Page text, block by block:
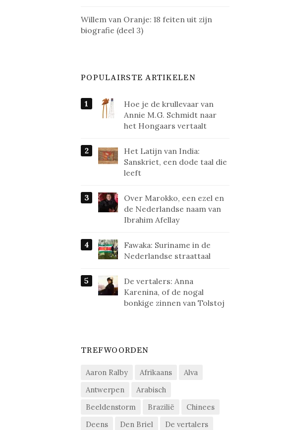
Willem van Oranje: 18 feiten uit zijn
biografie (deel 3)
POPULAIRSTE ARTIKELEN
Hoe je de krullevaar van
Annie M.G. Schmidt naar
het Hongaars vertaalt
Het Latijn van India:
Sanskriet, een dode taal die
leeft
Over Marokko, een ezel en
de Nederlandse naam van
Ibrahim Afellay
Fawaka: Suriname in de
Nederlandse straattaal
De vertalers: Anna
Karenina, of de nogal
bonkige zinnen van Tolstoj
TREFWOORDEN
Aaron Ralby Afrikaans
Alva
Antwerpen
Arabisch
Beeldenstorm
Brazilië
Chinees
Deens
Den Briel
De vertalers